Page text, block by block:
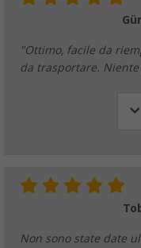
"Ottimo, facile da
da trasportare.
Non sono state date